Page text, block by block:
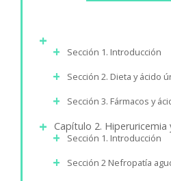
Sección 1. Introducción
Sección 2. Dieta y ácido
Sección 3. Fármacos y
Capítulo 2.
Sección 1. Introducción
Sección 2 Nefropatía